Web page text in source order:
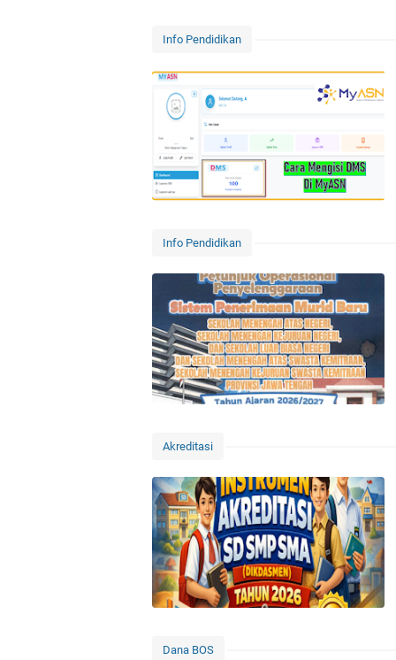
Info Pendidikan
Info Pendidikan
Akreditasi
Dana BOS